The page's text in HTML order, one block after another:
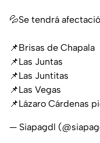
💦Se tendrá
📌Brisas de Chapala
📌Las Juntas
📌Las Juntitas
📌Las Vegas
📌Lázaro Cárdenas
— Siapagdl